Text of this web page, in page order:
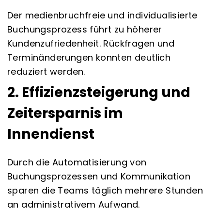
Der medienbruchfreie und individualisierte
Buchungsprozess führt zu höherer
Kundenzufriedenheit. Rückfragen und
Terminänderungen konnten deutlich
reduziert werden.
2. Effizienzsteigerung und
Zeitersparnis im
Innendienst
Durch die Automatisierung von
Buchungsprozessen und Kommunikation
sparen die Teams täglich mehrere Stunden
an administrativem Aufwand.